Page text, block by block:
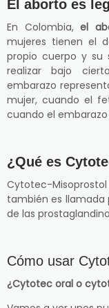
El aborto es
En Colombia, el
mujeres tienen el
propio cuerpo y su
realizar bajo
embarazo
mujer, cuando el
cuando el
¿Qué es
Cytotec-
también es llamada
de las
Cómo usar
¿Cytotec oral o